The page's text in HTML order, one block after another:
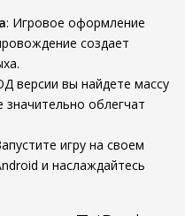
: Игровое оформление
создает
версии вы найдете массу
облегчат
игру на своем
и наслаждайтесь